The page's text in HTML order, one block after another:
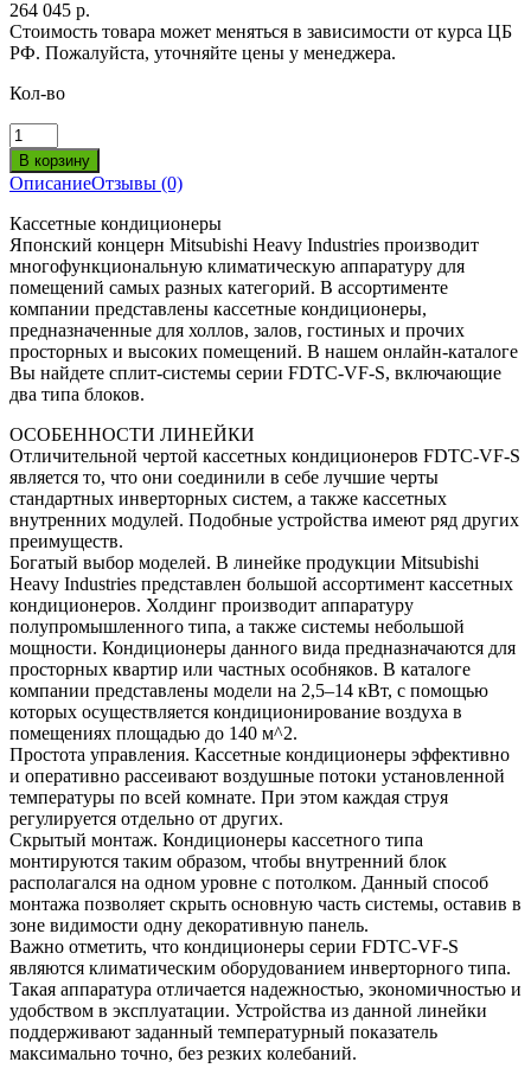
264 045 р.
Стоимость товара может меняться в зависимости от курса ЦБ
РФ. Пожалуйста, уточняйте цены у менеджера.
Кол-во
ОписаниеОтзывы (0)
Кассетные кондиционеры
Японский концерн Mitsubishi Heavy Industries производит
многофункциональную климатическую аппаратуру для
помещений самых разных категорий. В ассортименте
компании представлены кассетные кондиционеры,
предназначенные для холлов, залов, гостиных и прочих
просторных и высоких помещений. В нашем онлайн-каталоге
Вы найдете сплит-системы серии FDTC-VF-S, включающие
два типа блоков.
ОСОБЕННОСТИ ЛИНЕЙКИ
Отличительной чертой кассетных кондиционеров FDTC-VF-S
является то, что они соединили в себе лучшие черты
стандартных инверторных систем, а также кассетных
внутренних модулей. Подобные устройства имеют ряд других
преимуществ.
Богатый выбор моделей. В линейке продукции Mitsubishi
Heavy Industries представлен большой ассортимент кассетных
кондиционеров. Холдинг производит аппаратуру
полупромышленного типа, а также системы небольшой
мощности. Кондиционеры данного вида предназначаются для
просторных квартир или частных особняков. В каталоге
компании представлены модели на 2,5–14 кВт, с помощью
которых осуществляется кондиционирование воздуха в
помещениях площадью до 140 м^2.
Простота управления. Кассетные кондиционеры эффективно
и оперативно рассеивают воздушные потоки установленной
температуры по всей комнате. При этом каждая струя
регулируется отдельно от других.
Скрытый монтаж. Кондиционеры кассетного типа
монтируются таким образом, чтобы внутренний блок
располагался на одном уровне с потолком. Данный способ
монтажа позволяет скрыть основную часть системы, оставив в
зоне видимости одну декоративную панель.
Важно отметить, что кондиционеры серии FDTC-VF-S
являются климатическим оборудованием инверторного типа.
Такая аппаратура отличается надежностью, экономичностью и
удобством в эксплуатации. Устройства из данной линейки
поддерживают заданный температурный показатель
максимально точно, без резких колебаний.